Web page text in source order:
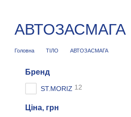
АВТОЗАСМАГА
Головна ТІЛО АВТОЗАСМАГА
Бренд
ST.MORIZ 12
Ціна, грн